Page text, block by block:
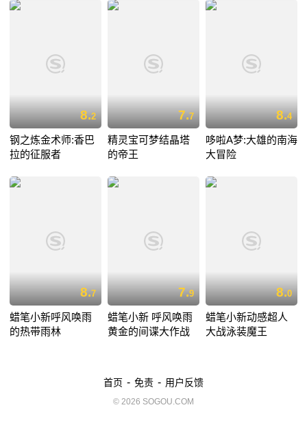
8.2
钢之炼金术师:香巴
拉的征服者
7.7
精灵宝可梦结晶塔
的帝王
8.4
哆啦A梦:大雄的南海
大冒险
8.7
蜡笔小新呼风唤雨
的热带雨林
7.9
蜡笔小新 呼风唤雨
黄金的间谍大作战
8.0
蜡笔小新动感超人
大战泳装魔王
首页 - 免责 - 用户反馈
© 2026 SOGOU.COM